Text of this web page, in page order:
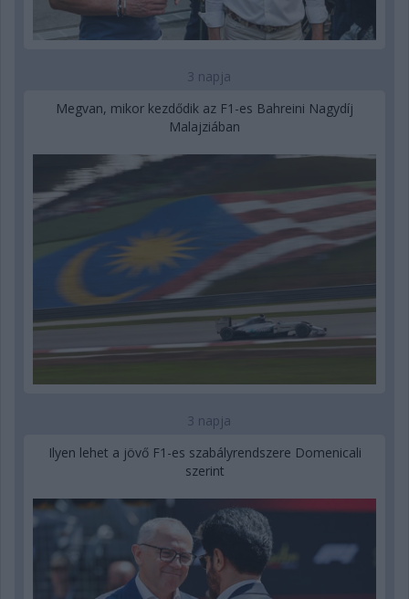
3 napja
Megvan, mikor kezdődik az F1-es Bahreini Nagydíj
Malajziában
3 napja
Ilyen lehet a jövő F1-es szabályrendszere Domenicali
szerint